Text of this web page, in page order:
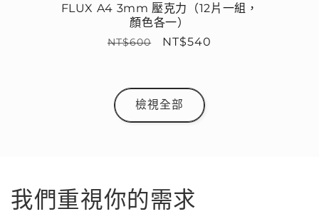
FLUX A4 3mm 壓克力（12片一組，
顏色各一）
定
NT$600
售
NT$540
檢視全部
我們重視你的需求